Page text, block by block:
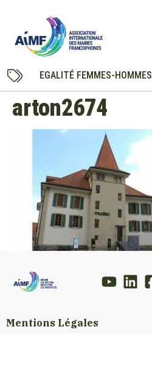
EGALITÉ FEMMES-HOMMES
arton2674
Mentions Légales